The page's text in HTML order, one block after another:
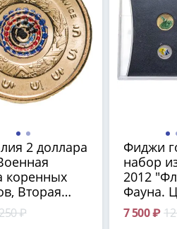
2 доллара
коренных
Вторая
Война"
₽
Фиджи
набор
2012
Фауна.
футляре
7 500 ₽